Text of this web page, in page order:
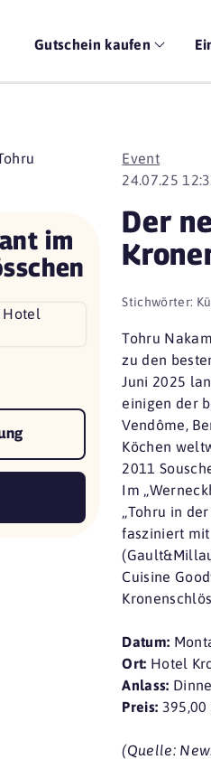
Gutschein kaufen
Event
24.07.25
Der
Stichwörter:
Tohru
zu den
Juni 2025
einigen der
Vendôme,
Köchen
2011
Im
„Tohru in
fasziniert mit
Cuisine
Datum:
Ort: Hotel
Anlass:
Preis:
(Quelle:
im